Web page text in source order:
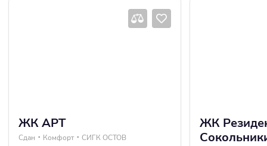
ЖК АРТ
Сдан Комфорт СИГК ОСТОВ
ЖК